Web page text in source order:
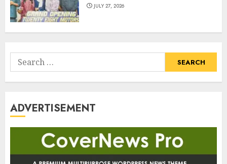
JULY 27, 2026
Search
for:
ADVERTISEMENT